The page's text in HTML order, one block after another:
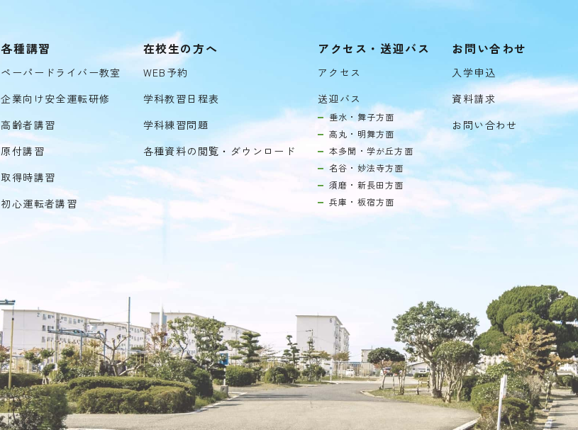
各種講習
ペーパードライバー教室
企業向け安全運転研修
高齢者講習
原付講習
取得時講習
初心運転者講習
在校生の方へ
WEB予約
学科教習日程表
学科練習問題
各種資料の閲覧・ダウンロード
アクセス・送迎バス
アクセス
送迎バス
垂水・舞子方面
高丸・明舞方面
本多聞・学が丘方面
名谷・妙法寺方面
須磨・新長田方面
兵庫・板宿方面
お問い合わせ
入学申込
資料請求
お問い合わせ